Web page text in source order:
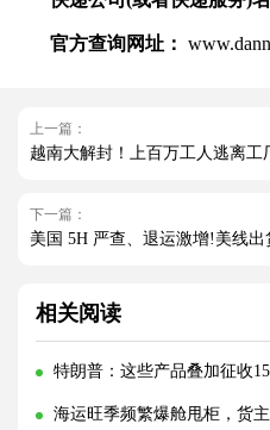
官方查询网址：
上一篇：
越南大解封！上百万工人逃离工
下一篇：
美国 5H 严查、退运激增!美线
相关阅读
特朗普：这些产品叠加征收
海运旺季频繁爆舱甩柜，货